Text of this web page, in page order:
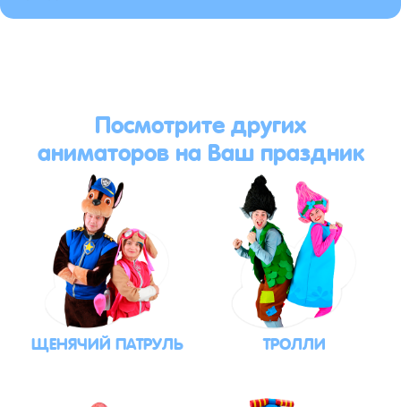
Посмотрите других
аниматоров на Ваш праздник
ЩЕНЯЧИЙ ПАТРУЛЬ ТРОЛЛИ